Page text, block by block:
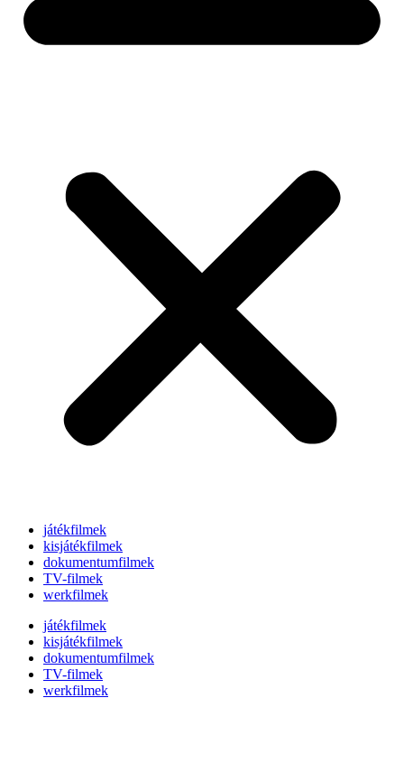
játékfilmek
kisjátékfilmek
dokumentumfilmek
TV-filmek
werkfilmek
játékfilmek
kisjátékfilmek
dokumentumfilmek
TV-filmek
werkfilmek